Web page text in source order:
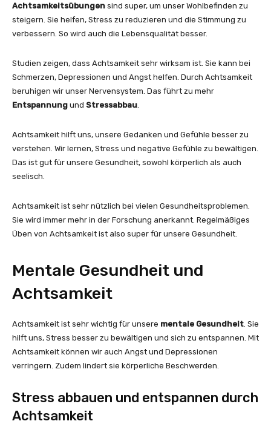
Achtsamkeitsübungen sind super, um unser Wohlbefinden zu
steigern. Sie helfen, Stress zu reduzieren und die Stimmung zu
verbessern. So wird auch die Lebensqualität besser.
Studien zeigen, dass Achtsamkeit sehr wirksam ist. Sie kann bei
Schmerzen, Depressionen und Angst helfen. Durch Achtsamkeit
beruhigen wir unser Nervensystem. Das führt zu mehr
Entspannung und Stressabbau
Achtsamkeit hilft uns, unsere Gedanken und Gefühle besser zu
verstehen. Wir lernen, Stress und negative Gefühle zu bewältigen.
Das ist gut für unsere Gesundheit, sowohl körperlich als auch
seelisch.
Achtsamkeit ist sehr nützlich bei vielen Gesundheitsproblemen.
Sie wird immer mehr in der Forschung anerkannt. Regelmäßiges
Üben von Achtsamkeit ist also super für unsere Gesundheit.
Mentale Gesundheit und
Achtsamkeit
Achtsamkeit ist sehr wichtig für unsere mentale Gesundheit . Sie
hilft uns, Stress besser zu bewältigen und sich zu entspannen. Mit
Achtsamkeit können wir auch Angst und Depressionen
verringern. Zudem lindert sie körperliche Beschwerden.
Stress abbauen und entspannen durch
Achtsamkeit